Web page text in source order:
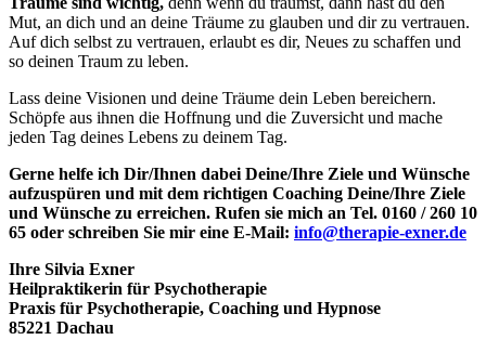
Mut, an dich und an deine Träume zu glauben und dir zu vertrauen.
Auf dich selbst zu vertrauen, erlaubt es dir, Neues zu schaffen und
so deinen Traum zu leben.
Lass deine Visionen und deine Träume dein Leben bereichern.
Schöpfe aus ihnen die Hoffnung und die Zuversicht und mache
jeden Tag deines Lebens zu deinem Tag.
Gerne helfe ich Dir/Ihnen dabei Deine/Ihre Ziele und Wünsche
aufzuspüren und mit dem richtigen Coaching Deine/Ihre Ziele
und Wünsche zu erreichen. Rufen sie mich an Tel. 0160 / 260 10
65 oder schreiben Sie mir eine E-Mail: info@therapie-exner.de
Ihre Silvia Exner
Heilpraktikerin für Psychotherapie
Praxis für Psychotherapie, Coaching und Hypnose
85221 Dachau